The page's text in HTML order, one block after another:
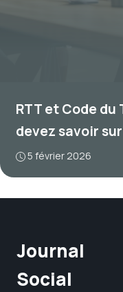
RTT et Code du
devez savoir
5 février 2026
Journal
Social